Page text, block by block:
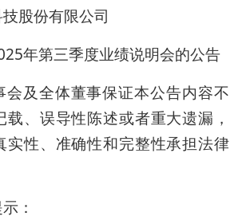
股份有限公司
年第三季度业绩说明会的公告
会及全体董事保证本公告内容不
、误导性陈述或者重大遗漏，
实性、准确性和完整性承担法律
：